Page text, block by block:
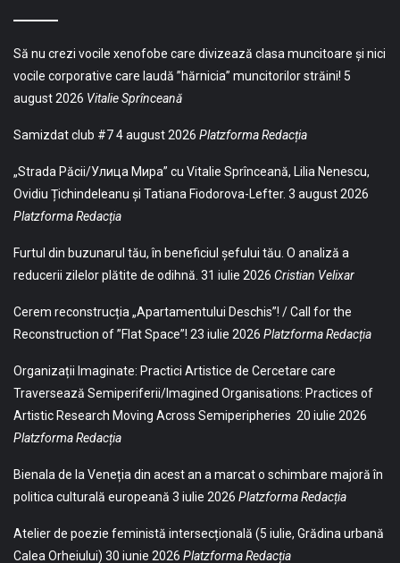
Să nu crezi vocile xenofobe care divizează clasa muncitoare și nici
vocile corporative care laudă ”hărnicia” muncitorilor străini! 5
august 2026 Vitalie Sprînceană
Samizdat club #74 august 2026 Platzforma Redacția
„Strada Păcii/Улица Мира” cu Vitalie Sprînceană, Lilia Nenescu,
Ovidiu Țichindeleanu și Tatiana Fiodorova-Lefter. 3 august 2026
Platzforma Redacția
Furtul din buzunarul tău, în beneficiul șefului tău. O analiză a
reducerii zilelor plătite de odihnă. 31 iulie 2026 Cristian Velixar
Cerem reconstrucția „Apartamentului Deschis”! / Call for the
Reconstruction of ”Flat Space”! 23 iulie 2026 Platzforma Redacția
Organizații Imaginate: Practici Artistice de Cercetare care
Traversează Semiperiferii/Imagined Organisations: Practices of
Artistic Research Moving Across Semiperipheries 20 iulie 2026
Platzforma Redacția
Bienala de la Veneția din acest an a marcat o schimbare majoră în
politica culturală europeană 3 iulie 2026 Platzforma Redacția
Atelier de poezie feministă intersecțională (5 iulie, Grădina urbană
Calea Orheiului) 30 iunie 2026 Platzforma Redacția